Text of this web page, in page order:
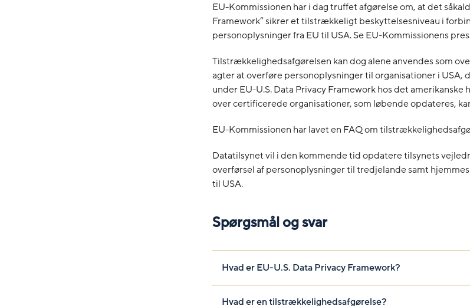
EU-Kommissionen har i dag truffet afgørelse om, at det
Framework” sikrer et tilstrækkeligt beskyttelsesniveau i
personoplysninger fra EU til USA. Se EU-Kommissionens
Tilstrækkelighedsafgørelsen kan dog alene anvendes som
agter at overføre personoplysninger til organisationer i USA,
under EU-U.S. Data Privacy Framework hos det
over certificerede organisationer, som løbende opdateres,
EU-Kommissionen har lavet en FAQ om
Datatilsynet vil i den kommende tid opdatere tilsynets
overførsel af personoplysninger til tredjelande samt
til USA.
Spørgsmål og svar
Hvad er EU-U.S. Data Privacy Framework?
Hvad er en tilstrækkelighedsafgørelse?